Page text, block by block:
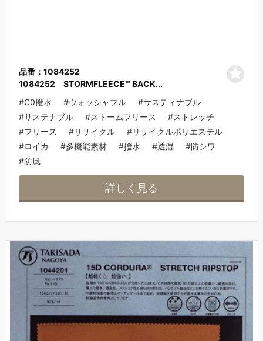
品番：1084252
1084252 STORMFLEECE™ BACK...
#C0撥水
#ウォッシャブル
#サスティナブル
#サステナブル
#ストームフリース
#ストレッチ
#フリース
#リサイクル
#リサイクルポリエステル
#ロイカ
#多機能素材 #撥水 #透湿
#防シワ
#防風
詳しく見る